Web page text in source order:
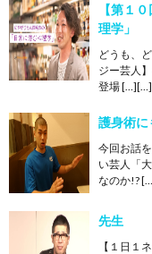
【第１
理学」
どうも、
ジー芸人
登場 […][…]
護身術に
今回お話
い芸人「
なのか!?
先生
【１日１